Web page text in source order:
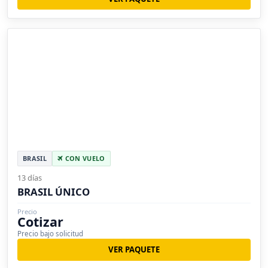
BRASIL CON VUELO
13 días
BRASIL ÚNICO
Precio
Cotizar
Precio bajo solicitud
VER PAQUETE